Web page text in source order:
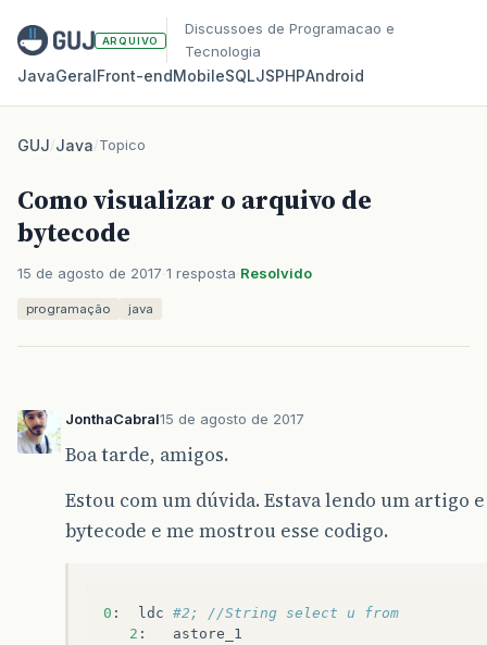
ARQUIVO
Discussoes de Programacao e
Tecnologia
JavaGeralFront‑endMobileSQLJSPHPAndroid
GUJ/Java/Topico
Como visualizar o arquivo de
bytecode
15 de agosto de 2017 1 resposta Resolvido
programação java
JonthaCabral15 de agosto de 2017
Boa tarde, amigos.
Estou com um dúvida. Estava lendo um artigo
bytecode e me mostrou esse codigo.
0 : ldc #2; //String select u from
2 :
astore_1